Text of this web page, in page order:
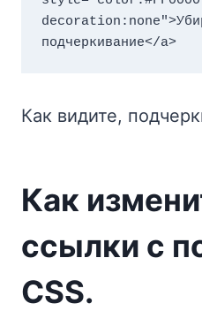
подчеркивание</a>
Как видите,
Как
ссылки с
CSS.